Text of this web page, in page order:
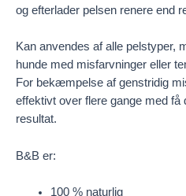
og efterlader pelsen renere end
Kan anvendes af alle pelstyper,
hunde med misfarvninger eller
For bekæmpelse af genstridig
effektivt over flere gange med få
resultat.
B&B er:
100 % naturlig